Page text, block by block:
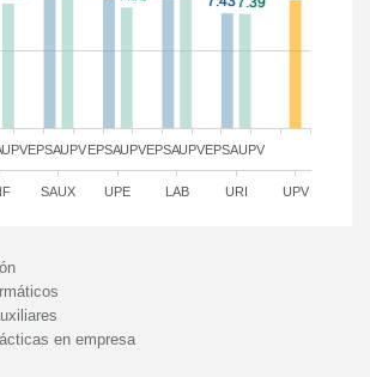
EPSA EPSA EPSA EPSA
UPV UPV UPV UPV UPV
SAUX UPE LAB URI UPV
en empresa